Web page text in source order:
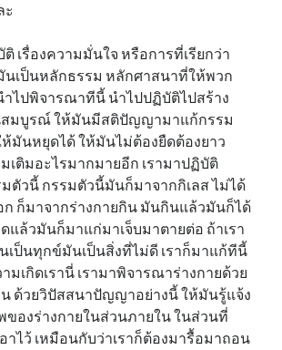
ะ
ติ เรื่องความมั่นใจ หรือการที่เรียกว่า
นเป็นหลักธรรม หลักศาสนาที่ให้พวก
ำไปพิจารณาทีนี้ นำไปปฏิบัติไปสร้าง
สมบูรณ์ ให้มันมีสติปัญญามาแก้กรรม
มันหยุดได้ ให้มันไม่ต้องยืดต้องยาว
เติมอะไรมากมายอีก เรามาปฏิบัติ
ตัวนี้ กรรมตัวนี้มันก็มาจากกิเลส ไม่ได้
ก็มาจากร่างกายกิน มันกินแล้วมันก็ได้
แล้วมันก็มาแก่มาเจ็บมาตายต่อ ถ้าเรา
เป็นทุกข์มันเป็นสิ่งที่ไม่ดี เราก็มาแก้ทีนี้
มเกิดเรานี่ เรามาพิจารณาร่างกายด้วย
ด้วยวิปัสสนาปัญญาอย่างนี้ ให้มันรู้แจ้ง
ของร่างกายในส่วนภายใน ในส่วนที่
าไว้ เหมือนกับว่าเราก็ต้องมารื้อมาถอน